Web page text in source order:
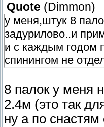
Quote ( Dimmon)
у меня,штук 8
задурилово..и
и с каждым годом
спинингом не
8 палок у меня
2.4м (это так
ну а по